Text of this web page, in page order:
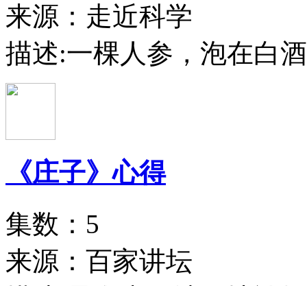
来源：走近科学
描述:一棵人参，泡在白
《庄子》心得
集数：5
来源：百家讲坛